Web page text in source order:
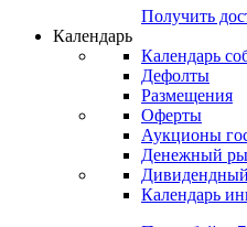
Получить
Календарь
Календарь
Дефолты
Размещения
Оферты
Аукционы
Денежный
Календарь